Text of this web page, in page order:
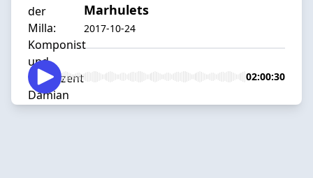
Marhulets
2017-10-24
02:00:30